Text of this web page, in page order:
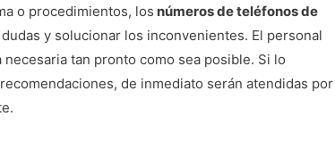
o procedimientos, los números de teléfonos de
y solucionar los inconvenientes. El personal
tan pronto como sea posible. Si lo
de inmediato serán atendidas por